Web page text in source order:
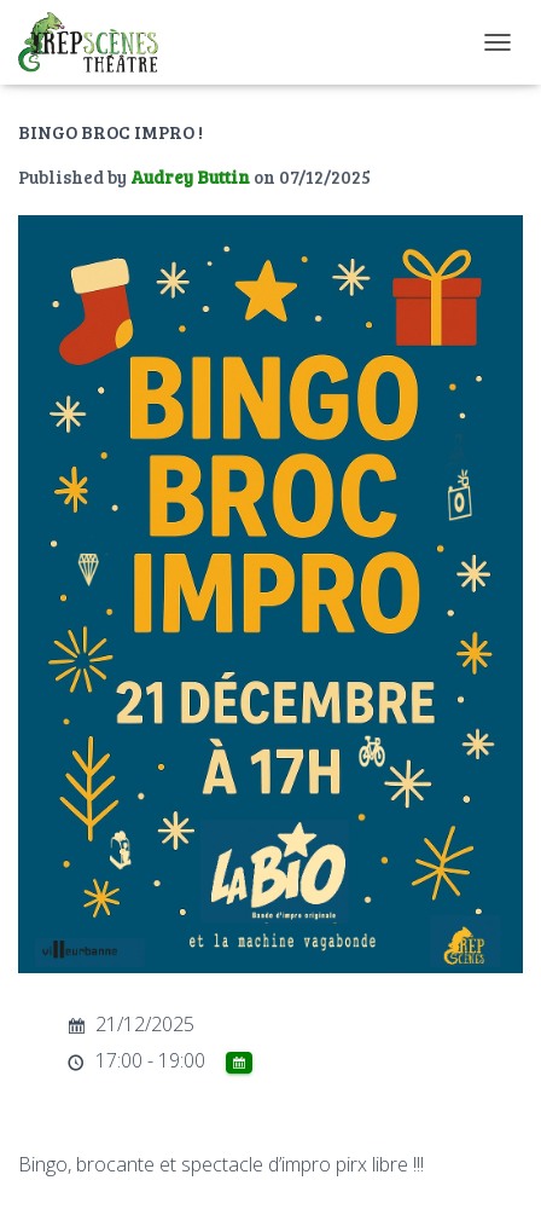
U
F
BINGO BROC IMPRO !
Published by Audrey Buttin on 07/12/2025
21/12/2025
17:00 - 19:00
Bingo, brocante et spectacle d’impro pirx libre !!!